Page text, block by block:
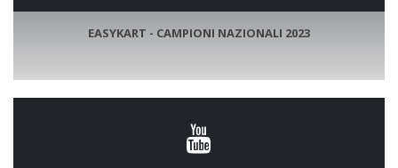
EASYKART - CAMPIONI NAZIONALI 2023